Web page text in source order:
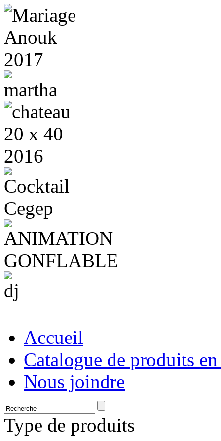
Accueil
Catalogue de produits
Nous joindre
Type de produits